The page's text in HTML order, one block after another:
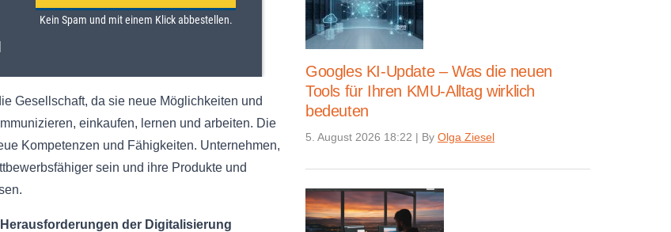
Gesellschaft, da sie neue Möglichkeiten und
einkaufen, lernen und arbeiten. Die
Kompetenzen und Fähigkeiten. Unternehmen,
sein und ihre Produkte und
Herausforderungen der Digitalisierung
Googles KI-Update – Was die neuen
Tools für Ihren KMU-Alltag wirklich
bedeuten
5. August 2026 18:22 | By Olga Ziesel